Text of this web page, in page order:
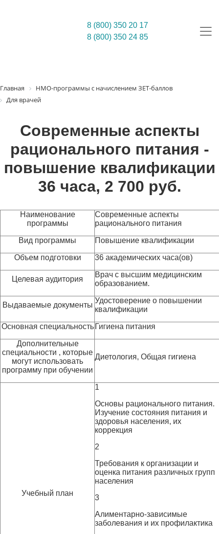
8 (800) 350 20 17
8 (800) 350 24 85
Главная
НМО-программы с начислением ЗЕТ-баллов
Для врачей
Современные аспекты
рационального питания -
повышение квалификации
36 часа, 2 700 руб.
Наименование
программы
Современные аспекты
рационального питания
Вид программы Повышение квалификации
Объем подготовки 36 академических часа(ов)
Целевая аудитория
Врач с высшим медицинским
образованием.
Выдаваемые документы
Удостоверение о повышении
квалификации
Основная специальность Гигиена питания
Дополнительные
специальности , которые
могут использовать
программу при обучении
Диетология, Общая гигиена
Учебный план
1
Основы рационального питания.
Изучение состояния питания и
здоровья населения, их
коррекция
2
Требования к организации и
оценка питания различных групп
населения
3
Алиментарно-зависимые
заболевания и их профилактика